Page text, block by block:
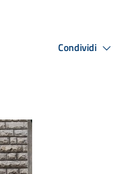
Condividi